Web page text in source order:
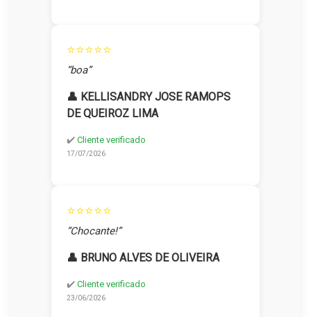
⭐⭐⭐⭐⭐
“boa”
👤 KELLISANDRY JOSE RAMOPS
DE QUEIROZ LIMA
✔️ Cliente verificado
17/07/2026
⭐⭐⭐⭐⭐
“Chocante!”
👤 BRUNO ALVES DE OLIVEIRA
✔️ Cliente verificado
23/06/2026